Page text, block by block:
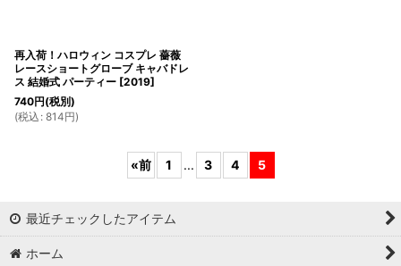
再入荷！ハロウィン コスプレ 薔薇
レースショートグローブ キャバドレ
ス 結婚式 パーティー [2019]
740円(税別)
(税込 : 814円)
«前 1 ... 3 4 5
最近チェックしたアイテム
ホーム